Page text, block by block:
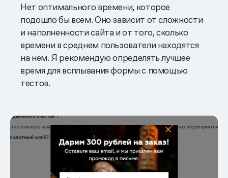
Нет оптимального времени, которое
подошло бы всем. Оно зависит от сложности
и наполненности сайта и от того, сколько
времени в среднем пользователи находятся
на нем. Я рекомендую определять лучшее
время для всплывания формы с помощью
тестов.